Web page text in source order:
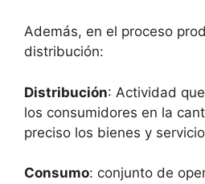
Además, en el proceso
distribución:
Distribución: Actividad
los consumidores en la
preciso los bienes y
Consumo: conjunto de